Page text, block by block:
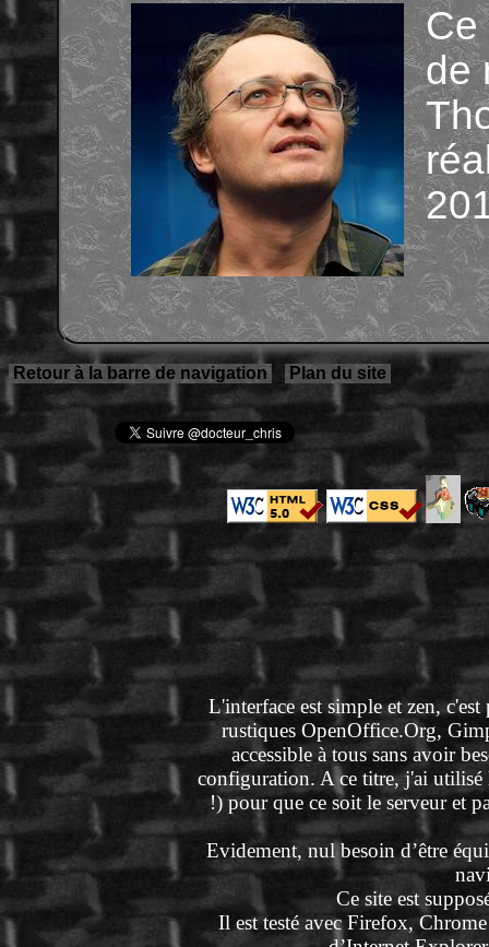
Ce
de
Retour à la barre de navigation Plan du site
L'interface est simple et zen,
rustiques OpenOffice.Org,
accessible à tous sans avoir
configuration. A ce titre, j'ai utilisé
!) pour que ce soit le serveur et
Evidement, nul besoin d’être
Ce site est
Il est testé avec Firefox,